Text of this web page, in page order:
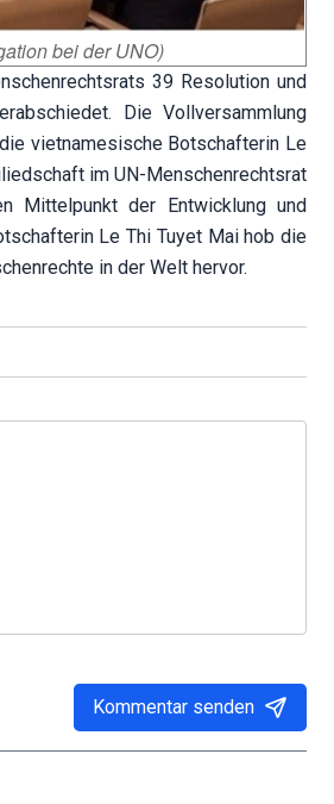
bei der UNO)
39 Resolution und
Die Vollversammlung
vietnamesische Botschafterin Le
im UN-Menschenrechtsrat
Mittelpunkt der Entwicklung und
Le Thi Tuyet Mai hob die
in der Welt hervor.
Kommentar senden